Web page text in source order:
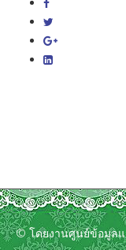
© โดยงานศูนย์ข้อมูลแ